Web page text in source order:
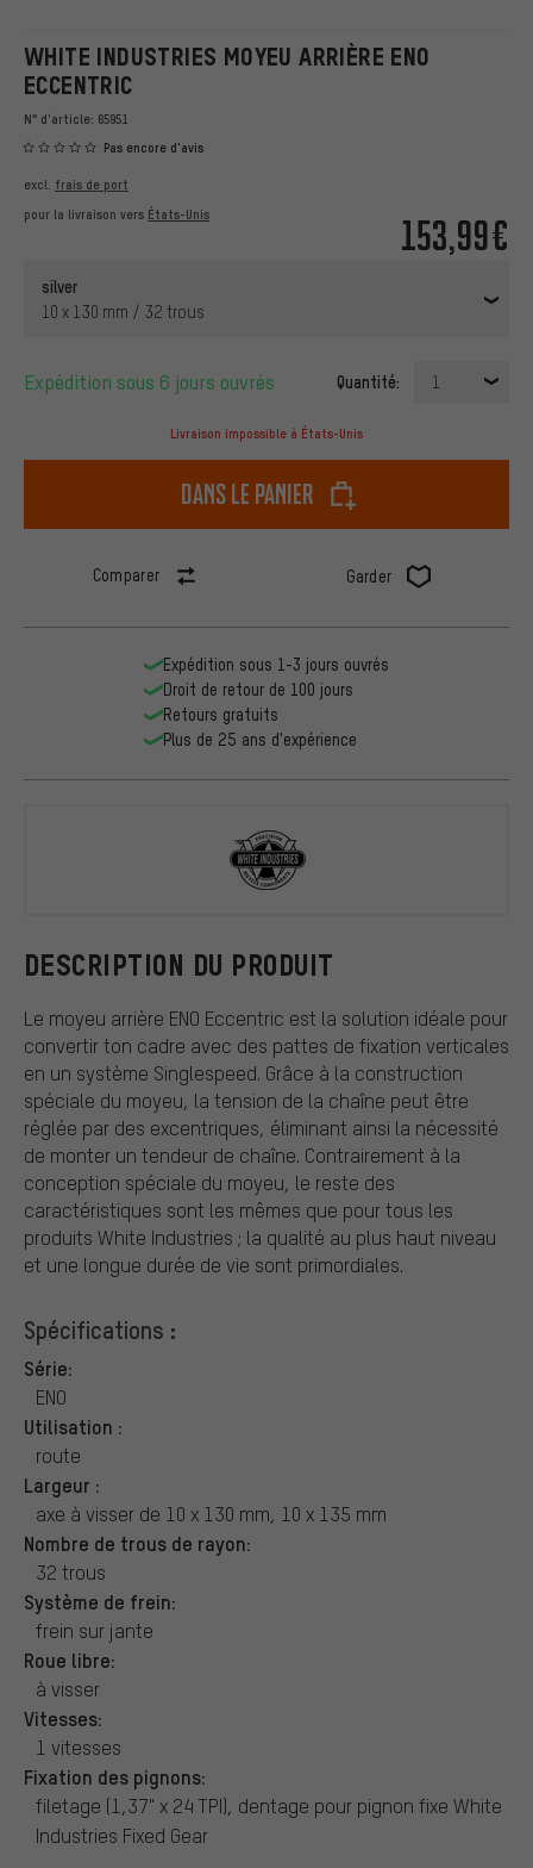
WHITE INDUSTRIES MOYEU ARRIÈRE ENO
ECCENTRIC
N° d'article: 65951
Pas encore d'avis
153,99€
excl. frais de port
pour la livraison vers États-Unis
silver
10 x 130 mm / 32 trous
Expédition sous 6 jours ouvrés Quantité: 1
Livraison impossible à États-Unis
dans le panier
Comparer Garder
DESCRIPTION DU PRODUIT
Le moyeu arrière ENO Eccentric est la solution idéale pour
convertir ton cadre avec des pattes de fixation verticales
en un système Singlespeed. Grâce à la construction
spéciale du moyeu, la tension de la chaîne peut être
réglée par des excentriques, éliminant ainsi la nécessité
de monter un tendeur de chaîne. Contrairement à la
conception spéciale du moyeu, le reste des
caractéristiques sont les mêmes que pour tous les
produits White Industries ; la qualité au plus haut niveau
et une longue durée de vie sont primordiales.
Spécifications :
Série:
ENO
Utilisation :
route
Largeur :
axe à visser de 10 x 130 mm, 10 x 135 mm
Nombre de trous de rayon:
32 trous
Système de frein:
frein sur jante
Roue libre:
à visser
Vitesses:
1 vitesses
Fixation des pignons:
filetage (1,37" x 24 TPI), dentage pour pignon fixe White
Industries Fixed Gear
Expédition sous 1-3 jours ouvrés
Droit de retour de 100 jours
Retours gratuits
Plus de 25 ans d'expérience